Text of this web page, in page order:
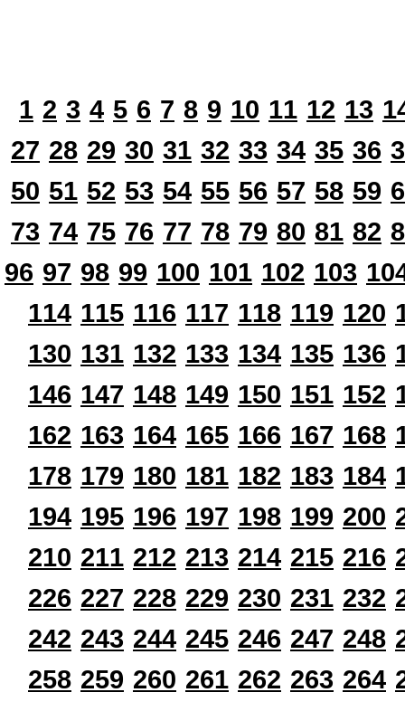
1 2 3 4 5 6 7 8 9 10 11 12 13
27 28 29 30 31 32 33 34 35 36
50 51 52 53 54 55 56 57 58 59
73 74 75 76 77 78 79 80 81 82
96 97 98 99 100 101 102 103
114 115 116 117 118 119 120
130 131 132 133 134 135 136
146 147 148 149 150 151 152
162 163 164 165 166 167 168
178 179 180 181 182 183 184
194 195 196 197 198 199 200
210 211 212 213 214 215 216
226 227 228 229 230 231 232
242 243 244 245 246 247 248
258 259 260 261 262 263 264